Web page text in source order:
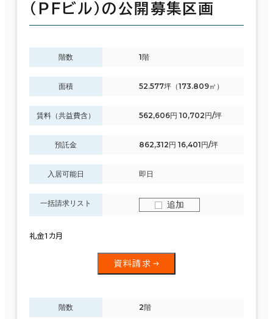
（ＰＦビル）の公開募集区画
階数 1階
面積 52.577坪（173.809㎡）
賃料（共益費含） 562,606円 10,702円/坪
預託金 862,312円 16,401円/坪
入居可能日 即日
一括請求リスト 追加
礼金1カ月
資料請求
階数 2階